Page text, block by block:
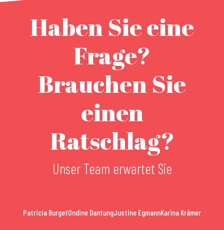
Haben Sie eine
Frage?
Brauchen Sie
einen
Ratschlag?
Unser Team erwartet Sie
Patricia BurgetOndine DantungJustine EgmannKarina Krämer